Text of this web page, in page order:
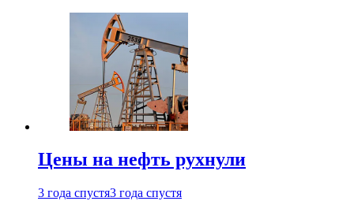
Цены на нефть рухнули
3 года спустя3 года спустя